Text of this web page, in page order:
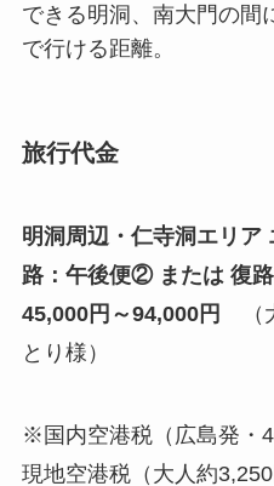
できる明洞、南大門の間
で行ける距離。
旅行代金
明洞周辺・仁寺洞エリア
路：午後便② または 復
45,000円～94,000円
（
とり様）
※国内空港税（広島発・
現地空港税（大人約